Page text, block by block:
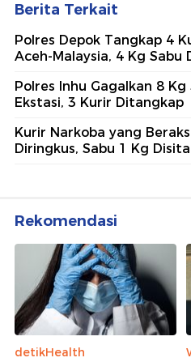
Berita Terkait
Polres Depok Tangkap 4
Aceh-Malaysia, 4 Kg Sabu
Polres Inhu Gagalkan 8 Kg
Ekstasi, 3 Kurir Ditangkap
Kurir Narkoba yang
Diringkus, Sabu 1 Kg Disita
Rekomendasi
detikHealth